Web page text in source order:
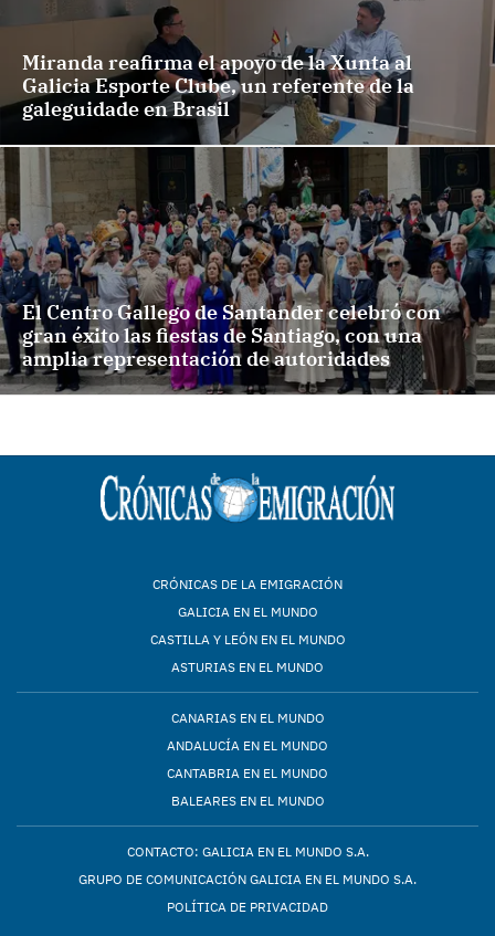
Miranda reafirma el apoyo de la Xunta al
Galicia Esporte Clube, un referente de la
galeguidade en Brasil
El Centro Gallego de Santander celebró con
gran éxito las fiestas de Santiago, con una
amplia representación de autoridades
CRÓNICAS DE LA EMIGRACIÓN
GALICIA EN EL MUNDO
CASTILLA Y LEÓN EN EL MUNDO
ASTURIAS EN EL MUNDO
CANARIAS EN EL MUNDO
ANDALUCÍA EN EL MUNDO
CANTABRIA EN EL MUNDO
BALEARES EN EL MUNDO
CONTACTO: GALICIA EN EL MUNDO S.A.
GRUPO DE COMUNICACIÓN GALICIA EN EL MUNDO S.A.
POLÍTICA DE PRIVACIDAD